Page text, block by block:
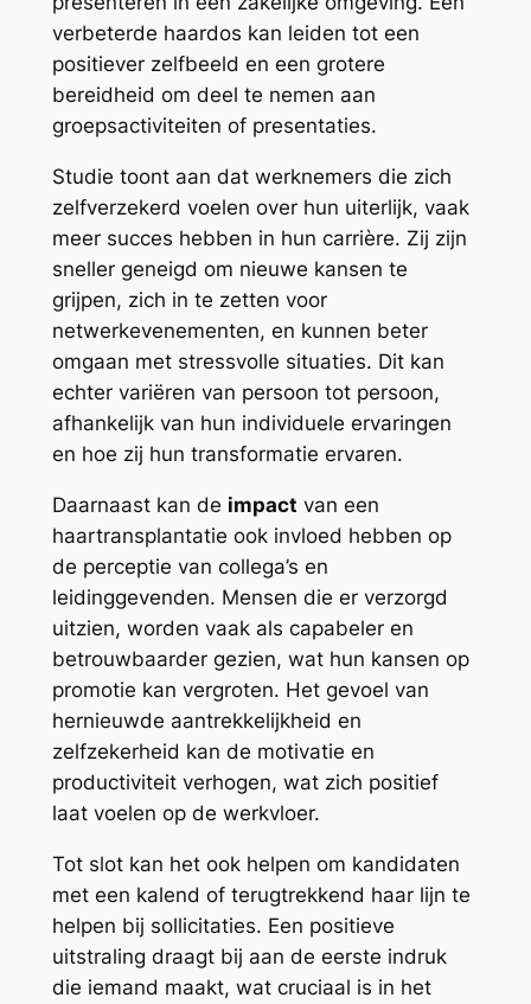
verbeterde haardos kan leiden tot een
positiever zelfbeeld en een grotere
bereidheid om deel te nemen aan
groepsactiviteiten of presentaties.
Studie toont aan dat werknemers die zich
zelfverzekerd voelen over hun uiterlijk, vaak
meer succes hebben in hun carrière. Zij zijn
sneller geneigd om nieuwe kansen te
grijpen, zich in te zetten voor
netwerkevenementen, en kunnen beter
omgaan met stressvolle situaties. Dit kan
echter variëren van persoon tot persoon,
afhankelijk van hun individuele ervaringen
en hoe zij hun transformatie ervaren.
Daarnaast kan de impact van een
haartransplantatie ook invloed hebben op
de perceptie van collega’s en
leidinggevenden. Mensen die er verzorgd
uitzien, worden vaak als capabeler en
betrouwbaarder gezien, wat hun kansen op
promotie kan vergroten. Het gevoel van
hernieuwde aantrekkelijkheid en
zelfzekerheid kan de motivatie en
productiviteit verhogen, wat zich positief
laat voelen op de werkvloer.
Tot slot kan het ook helpen om kandidaten
met een kalend of terugtrekkend haar lijn te
helpen bij sollicitaties. Een positieve
uitstraling draagt bij aan de eerste indruk
die iemand maakt, wat cruciaal is in het